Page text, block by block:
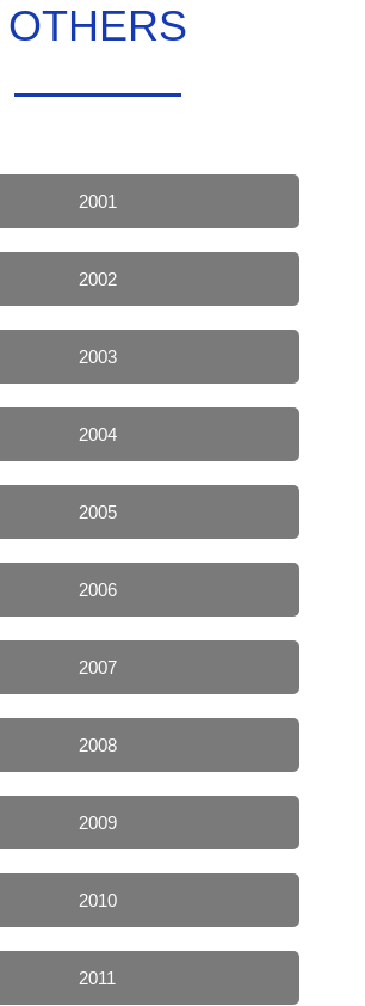
OTHERS
2001
2002
2003
2004
2005
2006
2007
2008
2009
2010
2011